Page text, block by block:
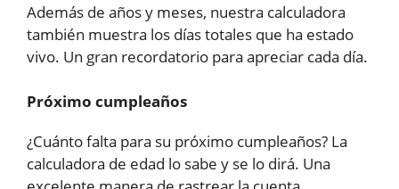
Además de años y meses, nuestra calculadora
también muestra los días totales que ha estado
vivo. Un gran recordatorio para apreciar cada día.
Próximo cumpleaños
¿Cuánto falta para su próximo cumpleaños? La
calculadora de edad lo sabe y se lo dirá. Una